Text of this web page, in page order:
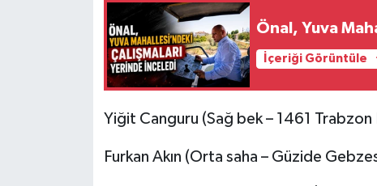
Önal, Yuva
İçeriği Görüntüle
Yiğit Canguru (Sağ bek – 1461 Trabzon
Furkan Akın (Orta saha – Güzide